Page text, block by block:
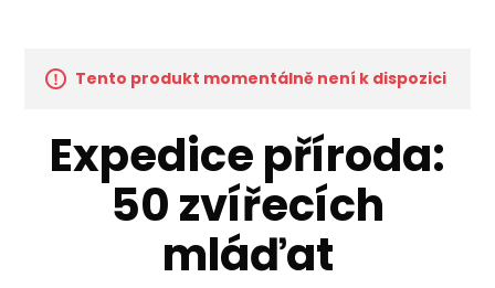
Tento produkt momentálně není k dispozici
Expedice příroda:
50 zvířecích
mláďat